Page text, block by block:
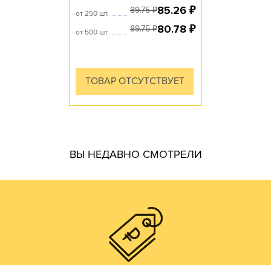
от 250 шт. 89.75₽85.26 ₽
от 500 шт. 89.75₽80.78 ₽
ТОВАР ОТСУТСТВУЕТ
ВЫ НЕДАВНО СМОТРЕЛИ
ЦЕНЫ
Цены на гофротару нашего производства всегда ниже,
чем у посредников или переработчиков, так как сырье
производства готовой продукции осуществляем
производить практически все возможные виды и типы
гофротары.